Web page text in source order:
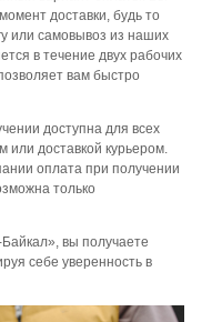
доставки, будь то
или самовывоз из наших
в течение двух рабочих
вам быстро
доступна для всех
доставкой курьером.
оплата при получении
только
вы получаете
себе уверенность в